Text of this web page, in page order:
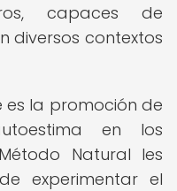
capaces de
diversos contextos
la promoción de
en los
Natural les
experimentar el